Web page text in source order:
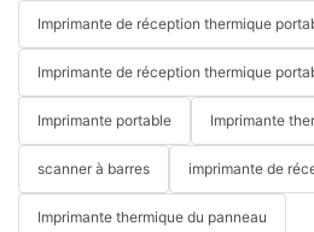
Imprimante de réception thermique
Imprimante de réception thermique
Imprimante portable Imprimante
scanner à barres imprimante de
Imprimante thermique du panneau